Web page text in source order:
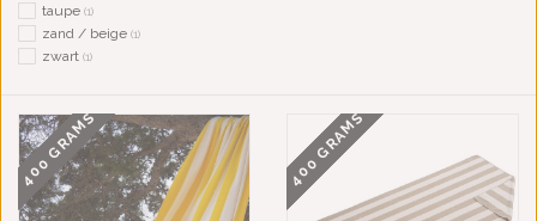
taupe (1)
zand / beige (1)
zwart (1)
400 GRAMS 400 GRAMS